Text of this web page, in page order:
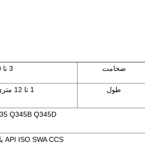
ضخامت 3 تا 180 میلی متر
طول 1 تا 12 متری یا طبق نیاز مشتری
Q345B Q345D
API ISO SWA CCS یا ABS